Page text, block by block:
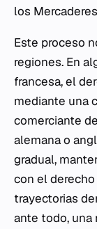
los
Este proceso
regiones. En
francesa, el
mediante una
comerciante
alemana o
gradual,
con el
trayectorias
ante todo, una